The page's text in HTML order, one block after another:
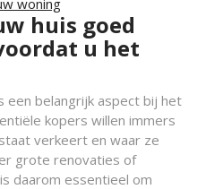
woning
huis goed
u het
een belangrijk aspect bij het
kopers willen immers
verkeert en waar ze
grote renovaties of
daarom essentieel om